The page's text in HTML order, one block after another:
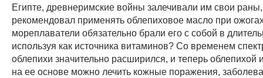
Египте, древнеримские войны залечивали им свои
рекомендовал применять облепиховое масло при
мореплаватели обязательно брали его с собой в
используя как источника витаминов? Со временем
облепихи значительно расширился, и теперь облепихой
на ее основе можно лечить кожные поражения,